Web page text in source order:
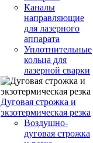
Каналы
направляющие
для лазерного
аппарата
Уплотнительные
кольца для
лазерной сварки
Дуговая строжка и
экзотермическая резка
Воздушно-
дуговая строжка